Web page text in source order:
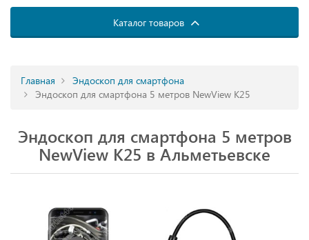
Каталог товаров
Главная
Эндоскоп для смартфона
Эндоскоп для смартфона 5 метров NewView K25
Эндоскоп для смартфона 5 метров
NewView K25 в Альметьевске